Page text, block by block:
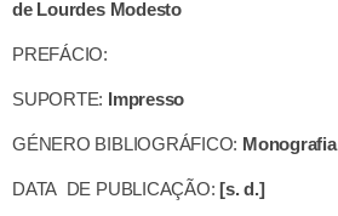
de Lourdes Modesto
PREFÁCIO:
SUPORTE: Impresso
GÉNERO BIBLIOGRÁFICO: Monografia
DATA DE PUBLICAÇÃO:[s. d.]